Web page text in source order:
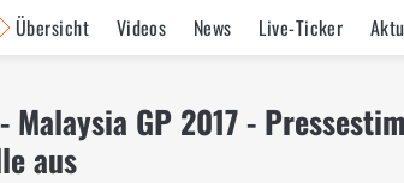
Übersicht Videos News Live-Ticker
Malaysia GP 2017 -
aus